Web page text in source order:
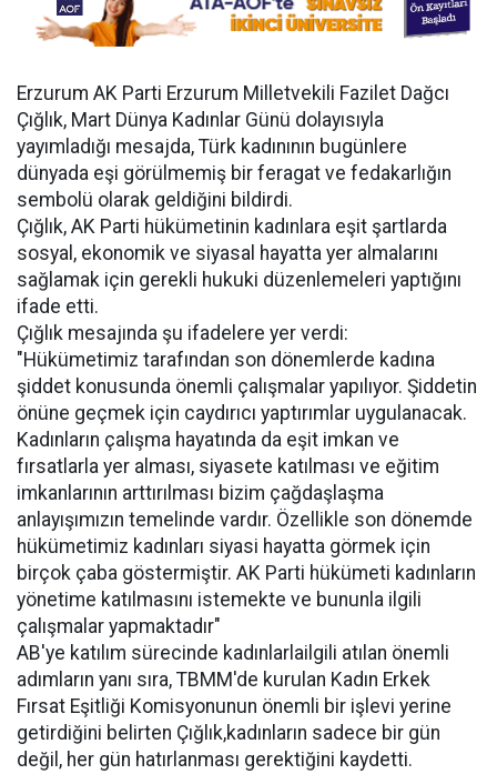
Erzurum AK Parti Erzurum Milletvekili Fazilet Dağcı
Çığlık, Mart Dünya Kadınlar Günü dolayısıyla
yayımladığı mesajda, Türk kadınının bugünlere
dünyada eşi görülmemiş bir feragat ve fedakarlığın
sembolü olarak geldiğini bildirdi.
Çığlık, AK Parti hükümetinin kadınlara eşit şartlarda
sosyal, ekonomik ve siyasal hayatta yer almalarını
sağlamak için gerekli hukuki düzenlemeleri yaptığını
ifade etti.
Çığlık mesajında şu ifadelere yer verdi:
"Hükümetimiz tarafından son dönemlerde kadına
şiddet konusunda önemli çalışmalar yapılıyor. Şiddetin
önüne geçmek için caydırıcı yaptırımlar uygulanacak.
Kadınların çalışma hayatında da eşit imkan ve
fırsatlarla yer alması, siyasete katılması ve eğitim
imkanlarının arttırılması bizim çağdaşlaşma
anlayışımızın temelinde vardır. Özellikle son dönemde
hükümetimiz kadınları siyasi hayatta görmek için
birçok çaba göstermiştir. AK Parti hükümeti kadınların
yönetime katılmasını istemekte ve bununla ilgili
çalışmalar yapmaktadır"
AB'ye katılım sürecinde kadınlarlailgili atılan önemli
adımların yanı sıra, TBMM'de kurulan Kadın Erkek
Fırsat Eşitliği Komisyonunun önemli bir işlevi yerine
getirdiğini belirten Çığlık,kadınların sadece bir gün
değil, her gün hatırlanması gerektiğini kaydetti.